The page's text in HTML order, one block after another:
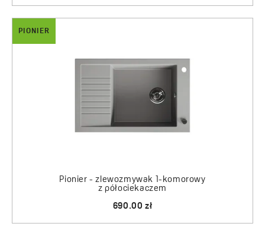
PIONIER
Pionier - zlewozmywak 1-komorowy
z półociekaczem
690.00 zł